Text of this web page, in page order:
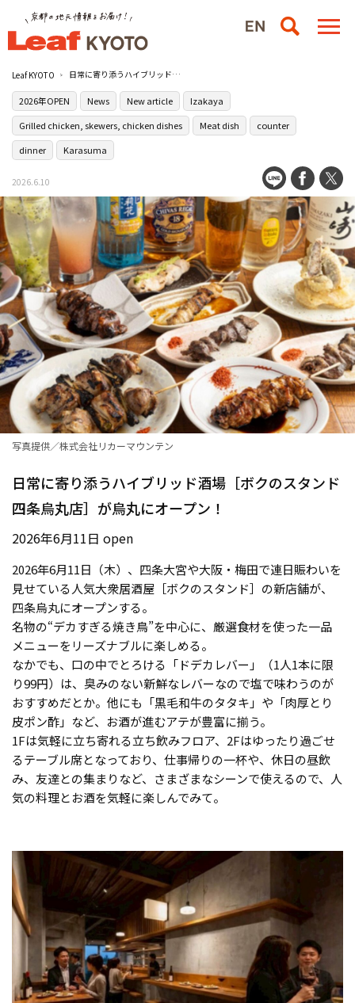
Leaf KYOTO 日常に寄り添うハイブリッド酒場［ボクのスタンド 四条烏丸店］が烏丸にオープン！
2026年OPEN News New article
Izakaya
Grilled chicken, skewers, chicken dishes
Meat dish
counter
dinner
Karasuma
2026.6.10
写真提供／株式会社リカーマウンテン
日常に寄り添うハイブリッド酒場［ボクのスタンド
四条烏丸店］が烏丸にオープン！
2026年6月11日 open
2026年6月11日（木）、四条大宮や大阪・梅田で連日賑わいを
見せている人気大衆居酒屋［ボクのスタンド］の新店舗が、
四条烏丸にオープンする。
名物の“デカすぎる焼き鳥”を中心に、厳選食材を使った一品
メニューをリーズナブルに楽しめる。
なかでも、口の中でとろける「ドデカレバー」（1人1本に限
り99円）は、臭みのない新鮮なレバーなので塩で味わうのが
おすすめだとか。他にも「黒毛和牛のタタキ」や「肉厚とり
皮ポン酢」など、お酒が進むアテが豊富に揃う。
1Fは気軽に立ち寄れる立ち飲みフロア、2Fはゆったり過ごせ
るテーブル席となっており、仕事帰りの一杯や、休日の昼飲
み、友達との集まりなど、さまざまなシーンで使えるので、人
気の料理とお酒を気軽に楽しんでみて。